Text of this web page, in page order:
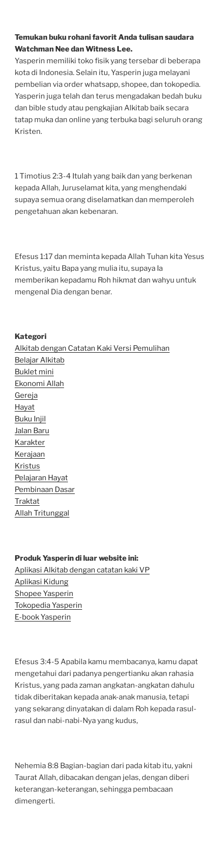
Temukan buku rohani favorit Anda tulisan saudara
Watchman Nee dan Witness Lee.
Yasperin memiliki toko fisik yang tersebar di beberapa
kota di Indonesia. Selain itu, Yasperin juga melayani
pembelian via order whatsapp, shopee, dan tokopedia.
Yasperin juga telah dan terus mengadakan bedah buku
dan bible study atau pengkajian Alkitab baik secara
tatap muka dan online yang terbuka bagi seluruh orang
Kristen.
1 Timotius 2:3-4 Itulah yang baik dan yang berkenan
kepada Allah, Juruselamat kita, yang menghendaki
supaya semua orang diselamatkan dan memperoleh
pengetahuan akan kebenaran.
Efesus 1:17 dan meminta kepada Allah Tuhan kita Yesus
Kristus, yaitu Bapa yang mulia itu, supaya Ia
memberikan kepadamu Roh hikmat dan wahyu untuk
mengenal Dia dengan benar.
Kategori
Alkitab dengan Catatan Kaki Versi Pemulihan
Belajar Alkitab
Buklet mini
Ekonomi Allah
Gereja
Hayat
Buku Injil
Jalan Baru
Karakter
Kerajaan
Kristus
Pelajaran Hayat
Pembinaan Dasar
Traktat
Allah Tritunggal
Produk Yasperin di luar website ini:
Aplikasi Alkitab dengan catatan kaki VP
Aplikasi Kidung
Shopee Yasperin
Tokopedia Yasperin
E-book Yasperin
Efesus 3:4-5 Apabila kamu membacanya, kamu dapat
mengetahui dari padanya pengertianku akan rahasia
Kristus, yang pada zaman angkatan-angkatan dahulu
tidak diberitakan kepada anak-anak manusia, tetapi
yang sekarang dinyatakan di dalam Roh kepada rasul-
rasul dan nabi-nabi-Nya yang kudus,
Nehemia 8:8 Bagian-bagian dari pada kitab itu, yakni
Taurat Allah, dibacakan dengan jelas, dengan diberi
keterangan-keterangan, sehingga pembacaan
dimengerti.